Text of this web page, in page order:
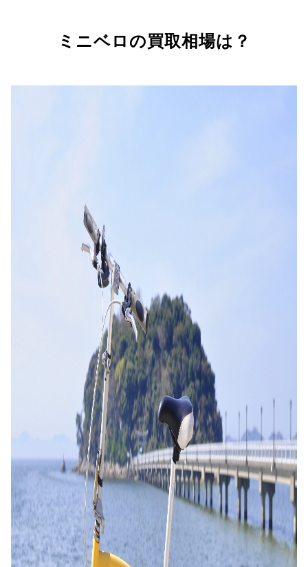
ミニベロの買取相場は？